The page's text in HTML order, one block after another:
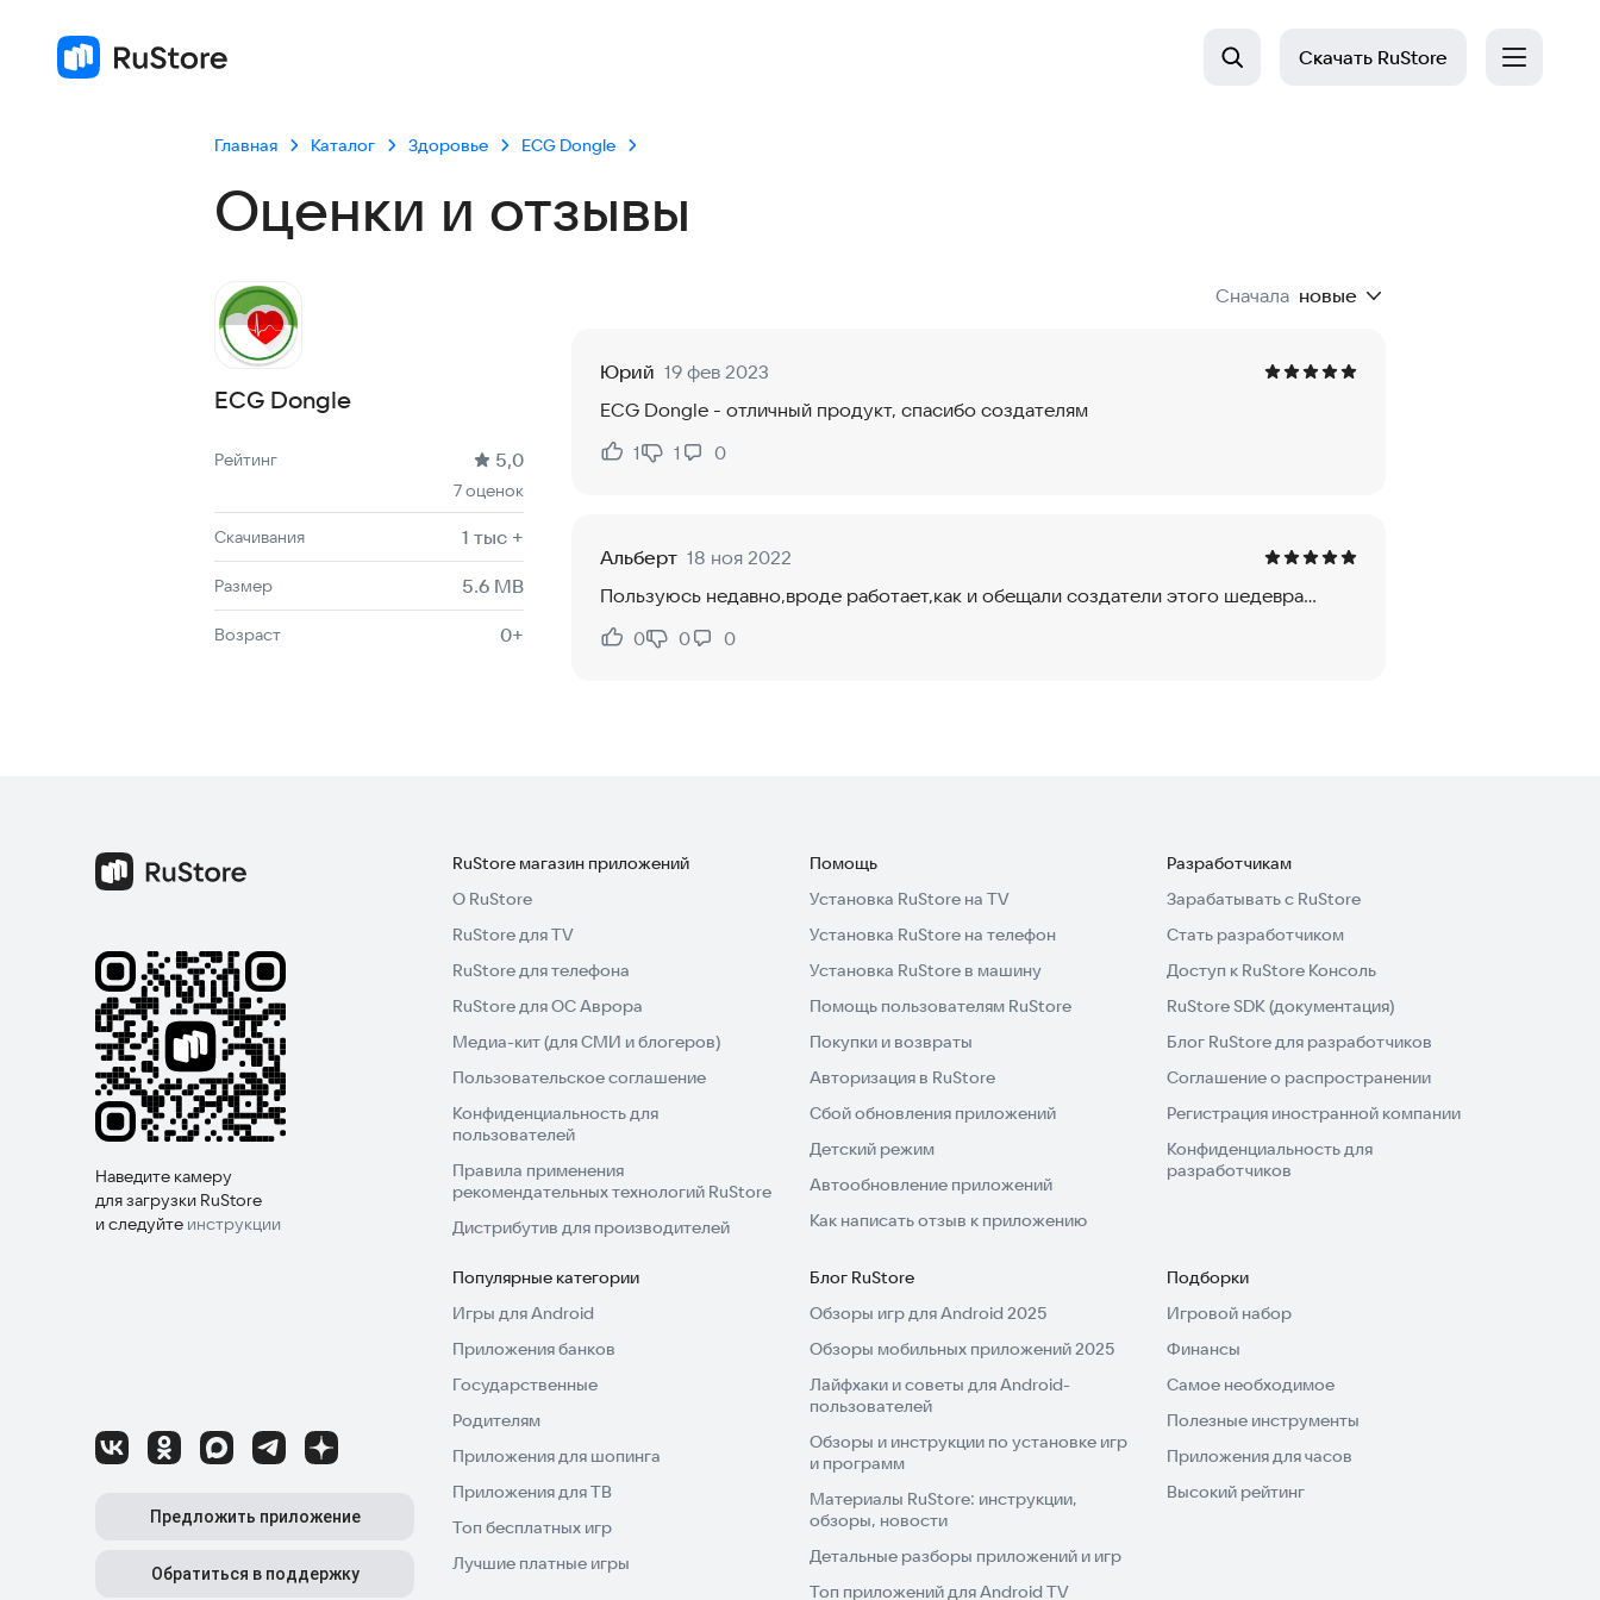
Скачать RuStore
Главная Каталог Здоровье ECG Dongle
Оценки и отзывы
ECG Dongle
Рейтинг: 5,0, 7 оценок
Скачиваний: 1 тыс +
Размер файла: 5.6 MB
Возрастное ограничение: 5.6 MB
Рейтинг 5,0
7 оценок
Скачивания 1 тыс +
Размер 5.6 MB
Возраст 0+
Сначала новые
Юрий 19 фев 2023
ECG Dongle - отличный продукт, спасибо создателям
Нравится:
1
Не нравится:
1 0
Альберт 18 ноя 2022
Пользуюсь недавно,вроде работает,как и обещали создатели этого шедевра...
Нравится:
0
Не нравится:
0 0
Наведите камеру
для загрузки RuStore
и следуйте инструкции
Предложить приложение
Обратиться в поддержку
RuStore магазин приложений
О RuStore
RuStore для TV
RuStore для телефона
RuStore для ОС Аврора
Медиа-кит (для СМИ и блогеров)
Пользовательское соглашение
Конфиденциальность для
пользователей
Правила применения
рекомендательных технологий RuStore
Дистрибутив для производителей
Помощь
Установка RuStore на TV
Установка RuStore на телефон
Установка RuStore в машину
Помощь пользователям RuStore
Покупки и возвраты
Авторизация в RuStore
Сбой обновления приложений
Детский режим
Автообновление приложений
Как написать отзыв к приложению
Разработчикам
Зарабатывать с RuStore
Стать разработчиком
Доступ к RuStore Консоль
RuStore SDK (документация)
Блог RuStore для разработчиков
Соглашение о распространении
Регистрация иностранной компании
Конфиденциальность для
разработчиков
Популярные категории
Игры для Android
Приложения банков
Государственные
Родителям
Приложения для шопинга
Приложения для ТВ
Топ бесплатных игр
Лучшие платные игры
Блог RuStore
Обзоры игр для Android 2025
Обзоры мобильных приложений 2025
Лайфхаки и советы для Android-
пользователей
Обзоры и инструкции по установке игр
и программ
Материалы RuStore: инструкции,
обзоры, новости
Детальные разборы приложений и игр
Топ приложений для Android TV
Подборки
Игровой набор
Финансы
Самое необходимое
Полезные инструменты
Приложения для часов
Высокий рейтинг